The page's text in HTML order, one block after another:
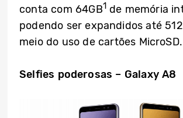
conta com 64GB1de memória
podendo ser expandidos até
meio do uso de cartões MicroSD.
Selfies poderosas – Galaxy A8